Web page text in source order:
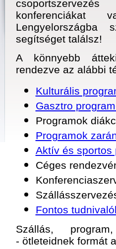
konferenciákat
Lengyelországba
segítséget találsz!
A könnyebb
rendezve az alábbi
Kulturális
Gasztro
Programok
Programok
Aktív és sportos
Céges
Fontos
Szállás,
- ötleteidnek formát